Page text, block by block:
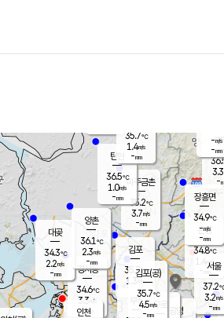
양주
3.3
-mm
경서동
34.6℃
3.3 m/s
-mm
파주금촌
35.2℃
3.7m/s
-mm
대곶
34.3℃
2.2m/s
-mm
탄현
36.5℃
1.0m/s
-mm
김포
35.7℃
1.3 m/s
mm
광명
부천
양촌
36.1℃
2.3m/s
-mm
구로
은평
34.8℃
1.4 m/s
- mm
장흥면
34.9℃
-m/s
-mm
-m/s
-mm
김포(공)
35.7℃
4.5m/s
-mm
인천
서울
37.2
3.2m/s
-mm
35.7℃
1.4m/s
-mm